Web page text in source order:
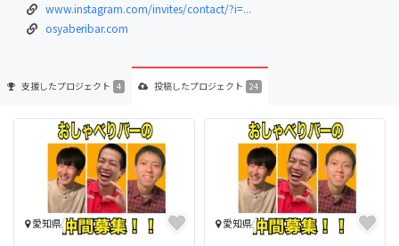
www.instagram.com/invites/contact/?i=...
osyaberibar.com
支援したプロジェクト 4 投稿したプロジェクト 24
愛知県 愛知県